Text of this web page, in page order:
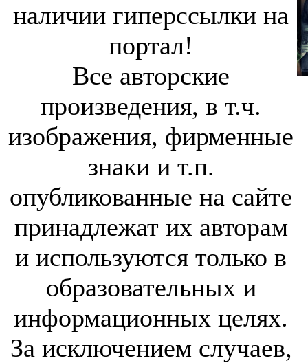
наличии гиперссылки на
портал!
Все авторские
произведения, в т.ч.
изображения, фирменные
знаки и т.п.
опубликованные на сайте
принадлежат их авторам
и используются только в
образовательных и
информационных целях.
За исключением случаев,